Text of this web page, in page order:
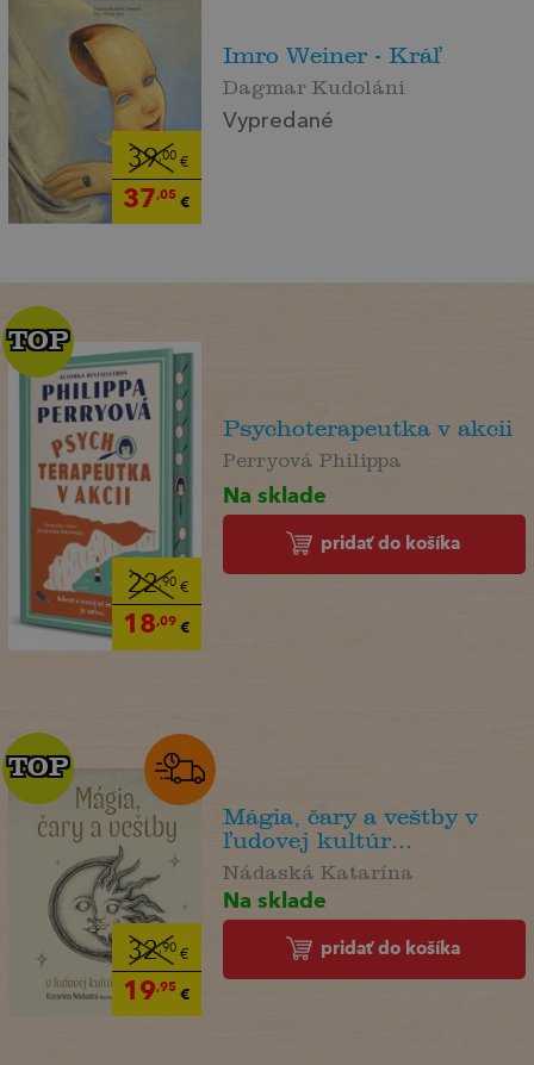
39,00€
37,05€
Imro Weiner - Kráľ
Dagmar Kudoláni
Vypredané
22,90€
18,09€
TOP
TOP
Psychoterapeutka v akcii
Perryová Philippa
Na sklade
pridať do košíka
32,90€
19,95€
TOP
TOP
Mágia, čary a veštby v
ľudovej kultúr...
Nádaská Katarína
Na sklade
pridať do košíka